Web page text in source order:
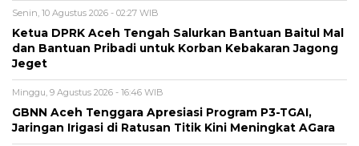
Senin, 10 Agustus 2026 - 02:27 WIB
‎Ketua DPRK Aceh Tengah Salurkan Bantuan Baitul Mal
dan Bantuan Pribadi untuk Korban Kebakaran Jagong
Jeget
Minggu, 9 Agustus 2026 - 16:46 WIB
GBNN Aceh Tenggara Apresiasi Program P3-TGAI,
Jaringan Irigasi di Ratusan Titik Kini Meningkat AGara